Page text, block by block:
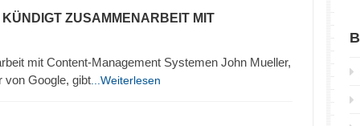
ZUSAMMENARBEIT MIT
mit Content-Management Systemen John Mueller,
von Google, gibt ...Weiterlesen